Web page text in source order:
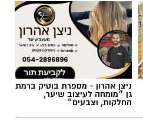
ניצן אהרון - מספרת בוטיק ברמת
גן ״מומחה לעיצוב שיער,
החלקות, וצבעים״